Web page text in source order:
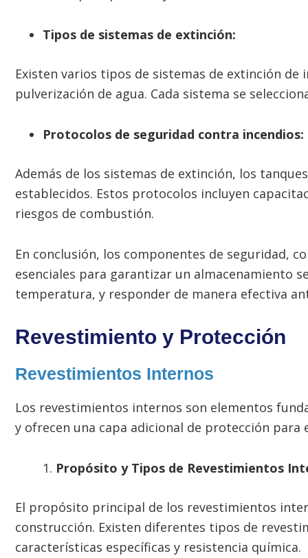
Tipos de sistemas de extinción:
Existen varios tipos de sistemas de extinción
pulverización de agua. Cada sistema se
Protocolos de seguridad contra incendios:
Además de los sistemas de extinción, los
establecidos. Estos protocolos incluyen
riesgos de combustión.
En conclusión, los componentes de seguridad,
esenciales para garantizar un almacenamiento
temperatura, y responder de manera efectiva
Revestimiento y Protección
Revestimientos Internos
Los revestimientos internos son elementos
y ofrecen una capa adicional de protección para
Propósito y Tipos de Revestimientos
El propósito principal de los revestimientos
construcción. Existen diferentes tipos de
características específicas y resistencia química.